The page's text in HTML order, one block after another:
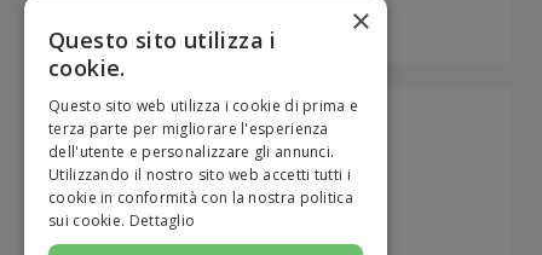
×
Questo sito utilizza i
cookie.
Questo sito web utilizza i cookie di prima e
terza parte per migliorare l'esperienza
dell'utente e personalizzare gli annunci.
Utilizzando il nostro sito web accetti tutti i
cookie in conformità con la nostra politica
sui cookie. Dettaglio